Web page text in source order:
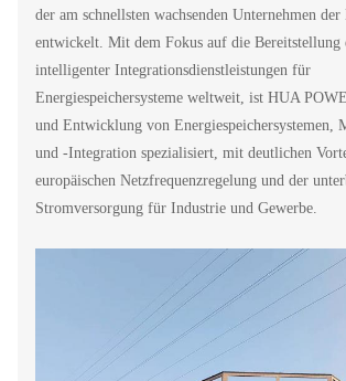
der am schnellsten wachsenden Unternehmen der
entwickelt. Mit dem Fokus auf die Bereitstellung
intelligenter Integrationsdienstleistungen für
Energiespeichersysteme weltweit, ist HUA
und Entwicklung von Energiespeichersystemen,
und -Integration spezialisiert, mit deutlichen
europäischen Netzfrequenzregelung und der
Stromversorgung für Industrie und Gewerbe.